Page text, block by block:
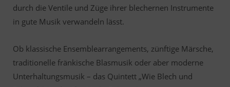
durch die Ventile und Züge ihrer blechernen Instrumente
in gute Musik verwandeln lässt.
Ob klassische Ensemblearrangements, zünftige Märsche,
traditionelle fränkische Blasmusik oder aber moderne
Unterhaltungsmusik – das Quintett „Wie Blech und